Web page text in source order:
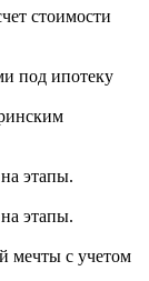
стоимости
под ипотеку
этапы.
этапы.
мечты с учетом